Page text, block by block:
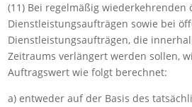
(11) Bei regelmäßig
Dienstleistungsaufträgen sowie bei
Dienstleistungsaufträgen, die
Zeitraums verlängert werden sollen,
Auftragswert wie folgt berechnet:
a) entweder auf der Basis des